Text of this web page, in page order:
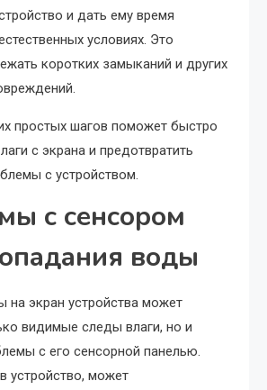
и дать ему время
условиях. Это
коротких замыканий и других
простых шагов поможет быстро
с экрана и предотвратить
с устройством.
с сенсором
воды
на экран устройства может
видимые следы влаги, но и
с его сенсорной панелью.
устройство, может